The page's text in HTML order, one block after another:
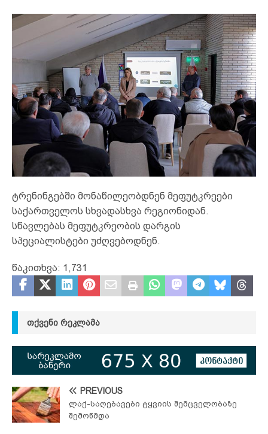
ტრენინგებში მონაწილეობდნენ მეფუტკრეები
საქართველოს სხვადასხვა რეგიონიდან.
სწავლებას მეფუტკრეობის დარგის
სპეციალისტები უძღვებოდნენ.
წაკითხვა: 1,731
ᲗᲥᲕᲔᲜᲘ ᲠᲔᲙᲚᲐᲛᲐ
PREVIOUS
ლაქ-საღებავები ტყვიის შემცველობაზე
შემოწმდა